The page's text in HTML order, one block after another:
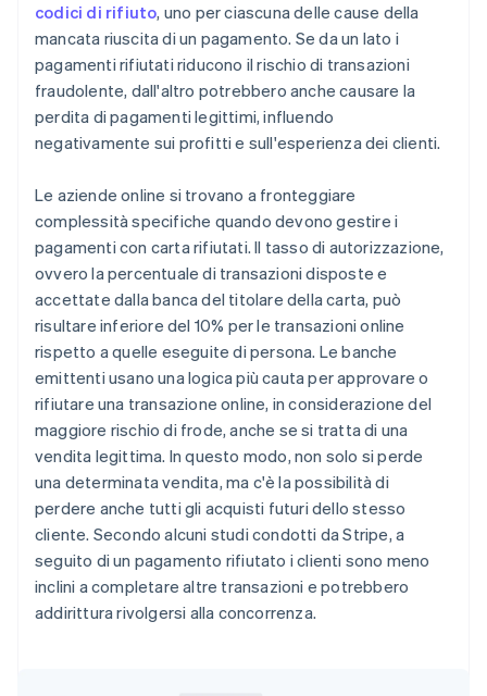
codici di rifiuto, uno per ciascuna delle cause della
mancata riuscita di un pagamento. Se da un lato i
pagamenti rifiutati riducono il rischio di transazioni
fraudolente, dall'altro potrebbero anche causare la
perdita di pagamenti legittimi, influendo
negativamente sui profitti e sull'esperienza dei clienti.
Le aziende online si trovano a fronteggiare
complessità specifiche quando devono gestire i
pagamenti con carta rifiutati. Il tasso di autorizzazione,
ovvero la percentuale di transazioni disposte e
accettate dalla banca del titolare della carta, può
risultare inferiore del 10% per le transazioni online
rispetto a quelle eseguite di persona. Le banche
emittenti usano una logica più cauta per approvare o
rifiutare una transazione online, in considerazione del
maggiore rischio di frode, anche se si tratta di una
vendita legittima. In questo modo, non solo si perde
una determinata vendita, ma c'è la possibilità di
perdere anche tutti gli acquisti futuri dello stesso
cliente. Secondo alcuni studi condotti da Stripe, a
seguito di un pagamento rifiutato i clienti sono meno
inclini a completare altre transazioni e potrebbero
addirittura rivolgersi alla concorrenza.